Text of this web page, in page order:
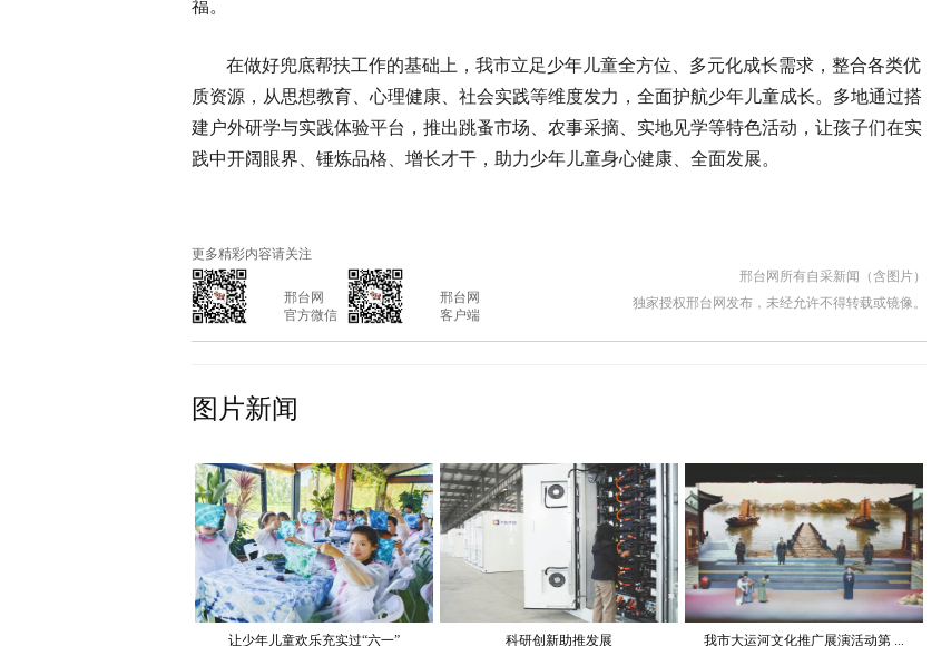
福。
在做好兜底帮扶工作的基础上，我市立足少年儿童全方位、多元化成长需求，整合各类优
质资源，从思想教育、心理健康、社会实践等维度发力，全面护航少年儿童成长。多地通过搭
建户外研学与实践体验平台，推出跳蚤市场、农事采摘、实地见学等特色活动，让孩子们在实
践中开阔眼界、锤炼品格、增长才干，助力少年儿童身心健康、全面发展。
更多精彩内容请关注
			邢台网
			官方微信
			邢台网
			客户端
邢台网所有自采新闻（含图片）
独家授权邢台网发布，未经允许不得转载或镜像。
图片新闻
让少年儿童欢乐充实过“六一” 科研创新助推发展 我市大运河文化推广展演活动第 ...